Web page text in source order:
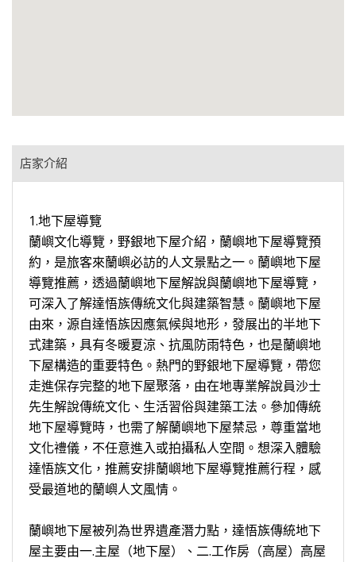
店家介紹
1.地下屋導覽
蘭嶼文化導覽，野銀地下屋介紹，蘭嶼地下屋導覽預
約，是旅客來蘭嶼必訪的人文景點之一。蘭嶼地下屋
導覽推薦，透過蘭嶼地下屋解說與蘭嶼地下屋導覽，
可深入了解達悟族傳統文化與建築智慧。蘭嶼地下屋
由來，源自達悟族因應氣候與地形，發展出的半地下
式建築，具有冬暖夏涼、抗風防雨特色，也是蘭嶼地
下屋構造的重要特色。熱門的野銀地下屋導覽，帶您
走進保存完整的地下屋聚落，由在地專業解說員沙士
先生解說傳統文化、生活習俗與建築工法。參加傳統
地下屋導覽時，也需了解蘭嶼地下屋禁忌，尊重當地
文化禮儀，不任意進入或拍攝私人空間。想深入體驗
達悟族文化，推薦安排蘭嶼地下屋導覽推薦行程，感
受最道地的蘭嶼人文風情。
蘭嶼地下屋被列為世界遺產潛力點，達悟族傳統地下
屋主要由一.主屋（地下屋）、二.工作房（高屋）高屋